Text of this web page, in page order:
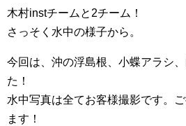
木村instチームと2チーム！
さっそく水中の様子から。
今回は、沖の浮島根、小蝶アラシ
た！
水中写真は全てお客様撮影です。
ます！